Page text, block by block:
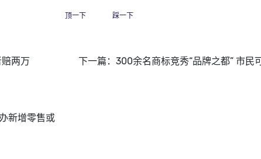
顶一下 踩一下
两万 下一篇： 300余名商标竞秀“品牌之都” 市民
新增零售或